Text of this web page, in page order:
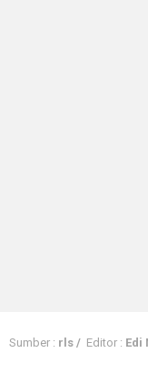
Sumber : rls / Editor : Edi